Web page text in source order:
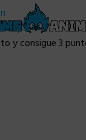
y consigue 3